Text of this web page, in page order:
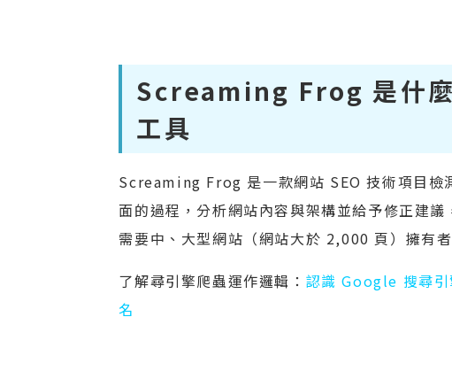
Screaming Frog 是什
工具
Screaming Frog 是一款網站 SEO 技術項目檢
面的過程，分析網站內容與架構並給予修正建
需要中、大型網站（網站大於 2,000 頁）擁有
了解尋引擎爬蟲運作邏輯： 認識 Google 搜尋引
名